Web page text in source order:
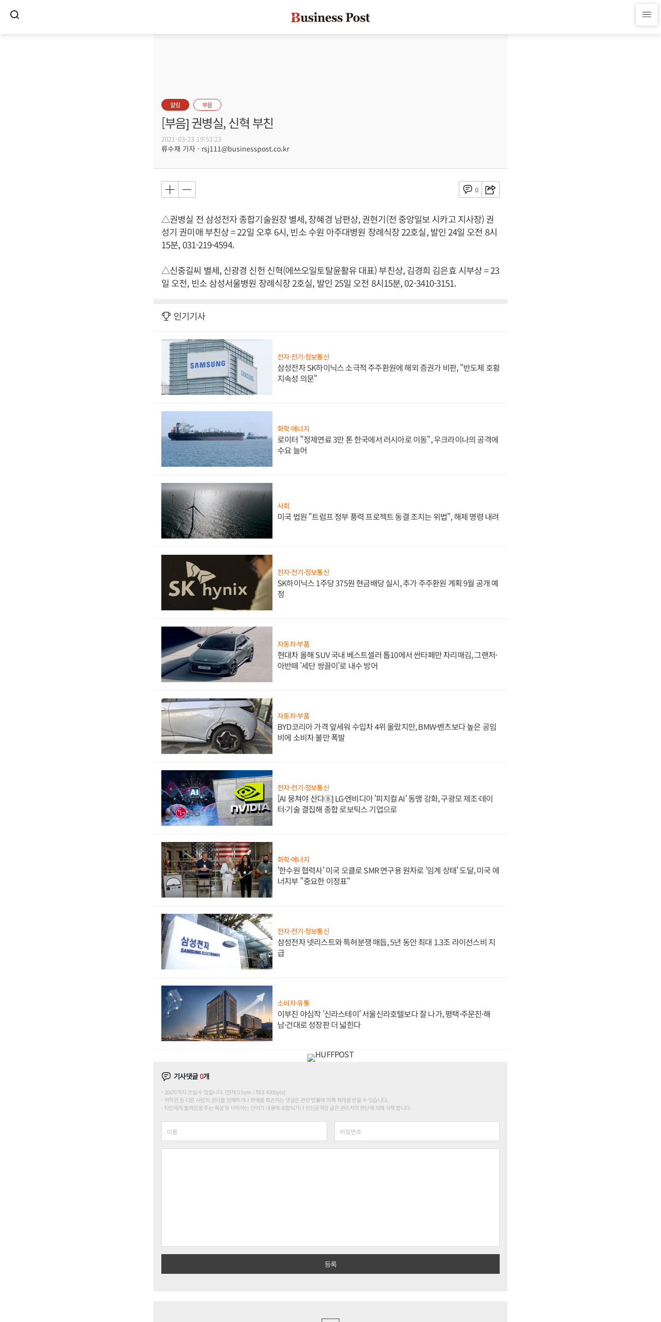
알림 부음
[부음] 권병실, 신혁 부친
2021-03-23 19:53:23
류수재 기자 - rsj111@businesspost.co.kr
0
△권병실 전 삼성전자 종합기술원장 별세, 장혜경 남편상, 권현기(전 중앙일보 시카고 지사장) 권
성기 권미애 부친상 = 22일 오후 6시, 빈소 수원 아주대병원 장례식장 22호실, 발인 24일 오전 8시
15분, 031-219-4594.
△신중길씨 별세, 신광경 신헌 신혁(에쓰오일토탈윤활유 대표) 부친상, 김경희 김은효 시부상 = 23
일 오전, 빈소 삼성서울병원 장례식장 2호실, 발인 25일 오전 8시15분, 02-3410-3151.
인기기사
전자·전기·정보통신
삼성전자 SK하이닉스 소극적 주주환원에 해외 증권가 비판, "반도체 호황
지속성 의문"
화학·에너지
로이터 "정제연료 3만 톤 한국에서 러시아로 이동", 우크라이나의 공격에
수요 늘어
사회
미국 법원 "트럼프 정부 풍력 프로젝트 동결 조치는 위법", 해제 명령 내려
전자·전기·정보통신
SK하이닉스 1주당 375원 현금배당 실시, 추가 주주환원 계획 9월 공개 예
정
자동차·부품
현대차 올해 SUV 국내 베스트셀러 톱10에서 싼타페만 자리매김, 그랜저·
아반떼 '세단 쌍끌이'로 내수 방어
자동차·부품
BYD코리아 가격 앞세워 수입차 4위 올랐지만, BMW·벤츠보다 높은 공임
비에 소비자 불만 폭발
전자·전기·정보통신
[AI 뭉쳐야 산다⑧] LG·엔비디아 '피지컬 AI' 동맹 강화, 구광모 제조·데이
터·기술 결집해 종합 로보틱스 기업으로
화학·에너지
'한수원 협력사' 미국 오클로 SMR 연구용 원자로 '임계 상태' 도달, 미국 에
너지부 "중요한 이정표"
전자·전기·정보통신
삼성전자 넷리스트와 특허분쟁 매듭, 5년 동안 최대 1.3조 라이선스비 지
급
소비자·유통
이부진 야심작 '신라스테이' 서울신라호텔보다 잘 나가, 평택·주문진·해
남·건대로 성장판 더 넓힌다
기사댓글0개
200자까지 쓰실 수 있습니다. (현재 0 byte / 최대 400byte)
저작권 등 다른 사람의 권리를 침해하거나 명예를 훼손하는 댓글은 관련 법률에 의해 제재를 받을 수 있습니다.
타인에게 불쾌감을 주는 욕설 등 비하하는 단어가 내용에 포함되거나 인신공격성 글은 관리자의 판단에 의해 삭제 합니다.